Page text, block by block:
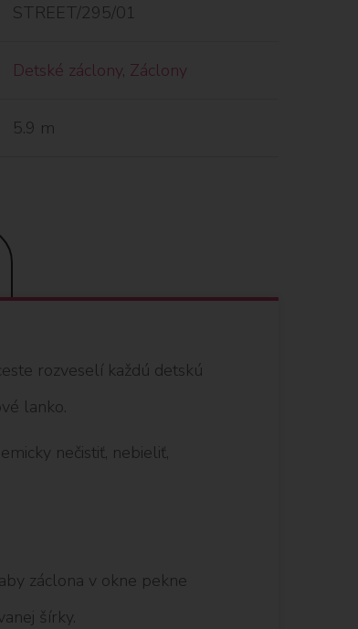
STREET/295/01
Detské záclony, Záclony
5.9 m
rozveselí každú detskú
lanko.
nečistiť, nebieliť,
záclona v okne pekne
šírky.